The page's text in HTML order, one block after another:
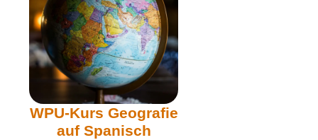
WPU-Kurs Geografie
auf Spanisch